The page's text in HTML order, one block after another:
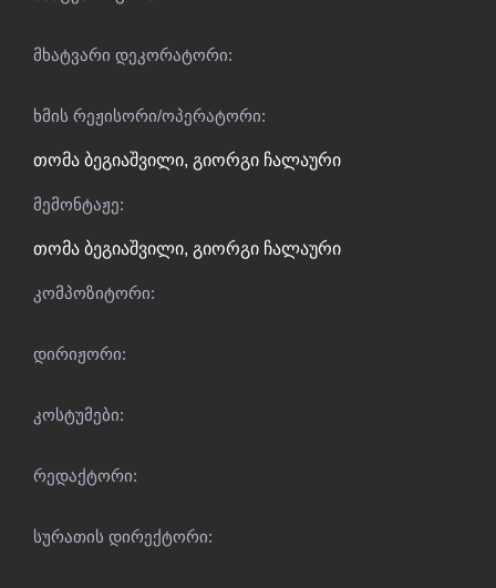
მხატვარი დეკორატორი:
ხმის რეჟისორი/ოპერატორი:
თომა ბეგიაშვილი, გიორგი ჩალაური
მემონტაჟე:
თომა ბეგიაშვილი, გიორგი ჩალაური
კომპოზიტორი:
დირიჟორი:
კოსტუმები:
რედაქტორი:
სურათის დირექტორი: